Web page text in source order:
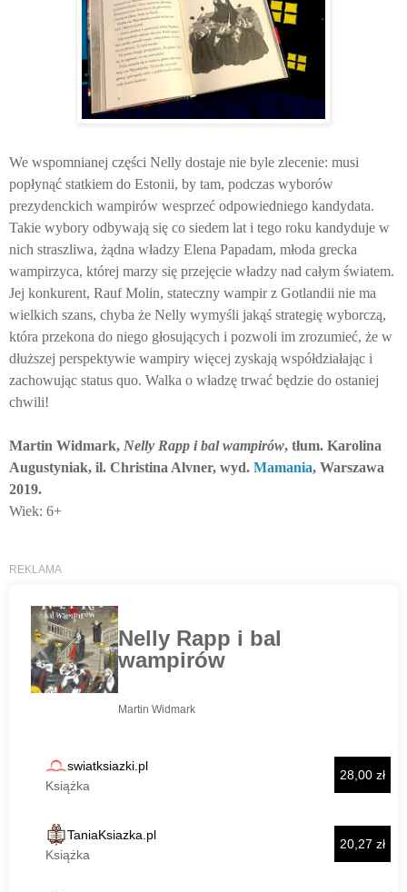
We wspomnianej części Nelly dostaje nie byle zlecenie: musi
popłynąć statkiem do Estonii, by tam, podczas wyborów
prezydenckich wampirów wesprzeć odpowiedniego kandydata.
Takie wybory odbywają się co siedem lat i tego roku kandyduje w
nich straszliwa, żądna władzy Elena Papadam, młoda grecka
wampirzyca, której marzy się przejęcie władzy nad całym światem.
Jej konkurent, Rauf Molin, stateczny wampir z Gotlandii nie ma
wielkich szans, chyba że Nelly wymyśli jakąś strategię wyborczą,
która przekona do niego głosujących i pozwoli im zrozumieć, że w
dłuższej perspektywie wampiry więcej zyskają współdziałając i
zachowując status quo. Walka o władzę trwać będzie do ostaniej
chwili!
Martin Widmark, Nelly Rapp i bal wampirów, tłum. Karolina
Augustyniak, il. Christina Alvner, wyd. Mamania, Warszawa
2019.
Wiek: 6+